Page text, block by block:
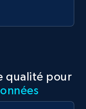
qualité pour